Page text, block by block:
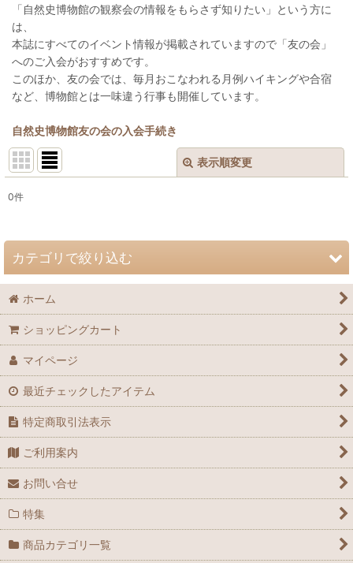
「自然史博物館の観察会の情報をもらさず知りたい」という方に
は、
本誌にすべてのイベント情報が掲載されていますので「友の会」
へのご入会がおすすめです。
このほか、友の会では、毎月おこなわれる月例ハイキングや合宿
など、博物館とは一味違う行事も開催しています。
自然史博物館友の会の入会手続き
表示順変更
並び順 :
0件
カテゴリで絞り込む
自然史博物館友の会 会誌「Nature Study」 (全商品)
72巻（2026年）
71巻（2025年）
69巻（2023年）
68巻（2022年）
66巻（2020年）
ホーム
ショッピングカート
マイページ
最近チェックしたアイテム
特定商取引法表示
ご利用案内
お問い合せ
特集
商品カテゴリ一覧